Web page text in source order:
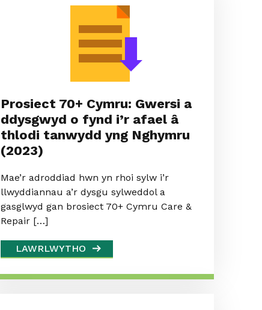
Prosiect 70+ Cymru: Gwersi a
ddysgwyd o fynd i’r afael â
thlodi tanwydd yng Nghymru
(2023)
Mae’r adroddiad hwn yn rhoi sylw i’r
llwyddiannau a’r dysgu sylweddol a
gasglwyd gan brosiect 70+ Cymru Care &
Repair […]
LAWRLWYTHO